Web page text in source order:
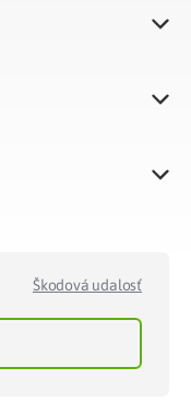
Škodová udalosť